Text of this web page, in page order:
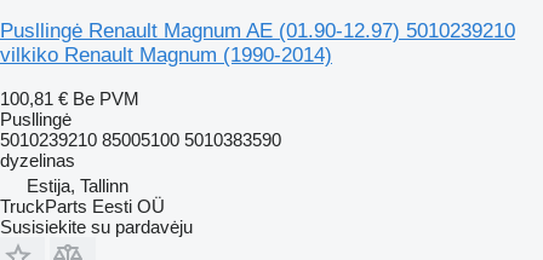
Pusllingė Renault Magnum AE (01.90-12.97) 5010239210
vilkiko Renault Magnum (1990-2014)
100,81 € Be PVM
Pusllingė
5010239210 85005100 5010383590
dyzelinas
Estija, Tallinn
TruckParts Eesti OÜ
Susisiekite su pardavėju